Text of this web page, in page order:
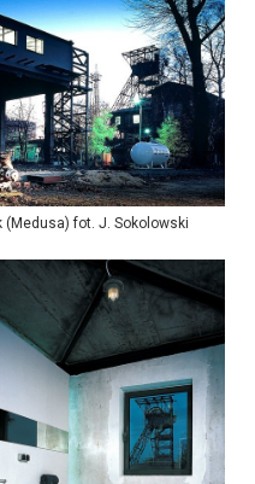
(Medusa) fot. J. Sokolowski